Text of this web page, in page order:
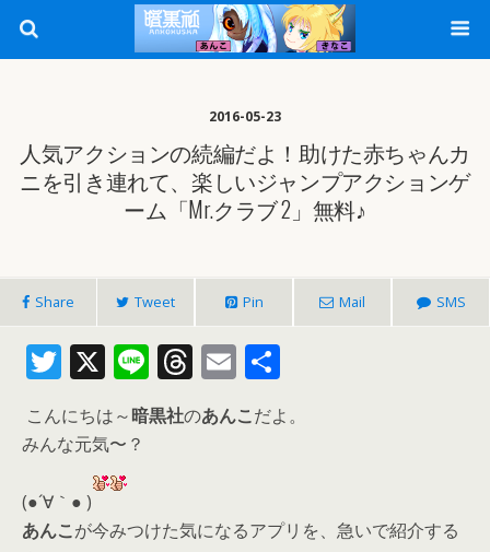
2016-05-23
人気アクションの続編だよ！助けた赤ちゃんカ
ニを引き連れて、楽しいジャンプアクションゲ
ーム「Mr.クラブ 2」無料♪
Share Tweet Pin Mail SMS
T
itt
er
X Li
n
e
T
h
re
s
E
m
ai
有
こんにちは～暗黒社のあんこだよ。
みんな元気〜？
(●´∀｀● )
あんこが今みつけた気になるアプリを、急いで紹介する